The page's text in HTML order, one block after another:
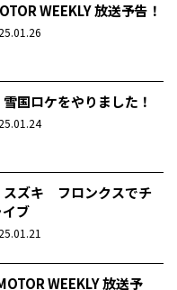
WEEKLY 放送予告！
雪国ロケをやりました！
スズキ フロンクスでチ
ブ
WEEKLY 放送予